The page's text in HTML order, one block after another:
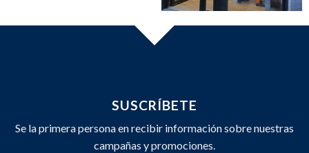
SUSCRÍBETE
Se la primera persona en recibir información sobre nuestras
campañas y promociones.